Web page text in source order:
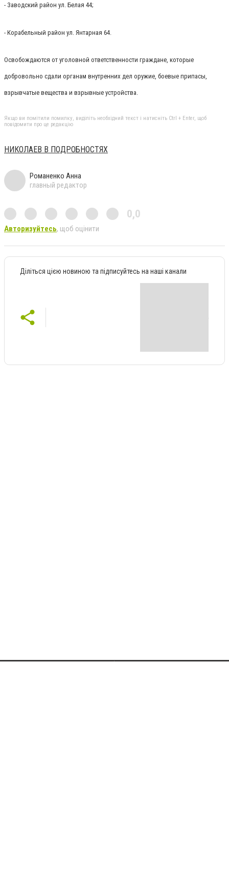
- Заводский район ул. Белая 44;
- Корабельный район ул. Янтарная 64.
Освобождаются от уголовной ответственности граждане, которые
добровольно сдали органам внутренних дел оружие, боевые припасы,
взрывчатые вещества и взрывные устройства.
Якщо ви помітили помилку, виділіть необхідний текст і натисніть Ctrl + Enter, щоб
повідомити про це редакцію
НИКОЛАЕВ В ПОДРОБНОСТЯХ
Романенко Анна
главный редактор
0,0
Авторизуйтесь, щоб оцінити
Діліться цією новиною та підписуйтесь на наші канали